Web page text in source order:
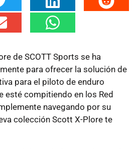
de SCOTT Sports se ha
para ofrecer la solución de
para el piloto de enduro
esté compitiendo en los Red
navegando por su
colección Scott X-Plore te